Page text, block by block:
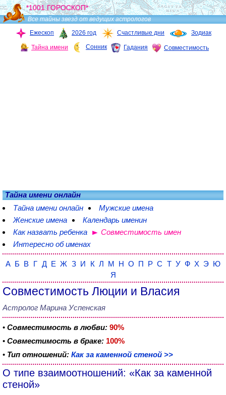
*1001 ГОРОСКОП*
Все тайны звезд от ведущих астрологов
Ежескоп
2026 год Счастливые дни Зодиак
Тайна имени Сонник Гадания Совместимость
Тайна имени онлайн
Тайна имени онлайн
Мужские имена
Женские имена
Календарь именин
Как назвать ребенка
Совместимость имен
Интересно об именах
А Б В Г Д Е Ж З И К Л М Н О П Р С Т У Ф Х Э Ю
Я
Совместимость Люции и Власия
Астролог Марина Успенская
• Совместимость в любви: 90%
• Совместимость в браке: 100%
• Тип отношений: Как за каменной стеной >>
О типе взаимоотношений: «Как за каменной
стеной»